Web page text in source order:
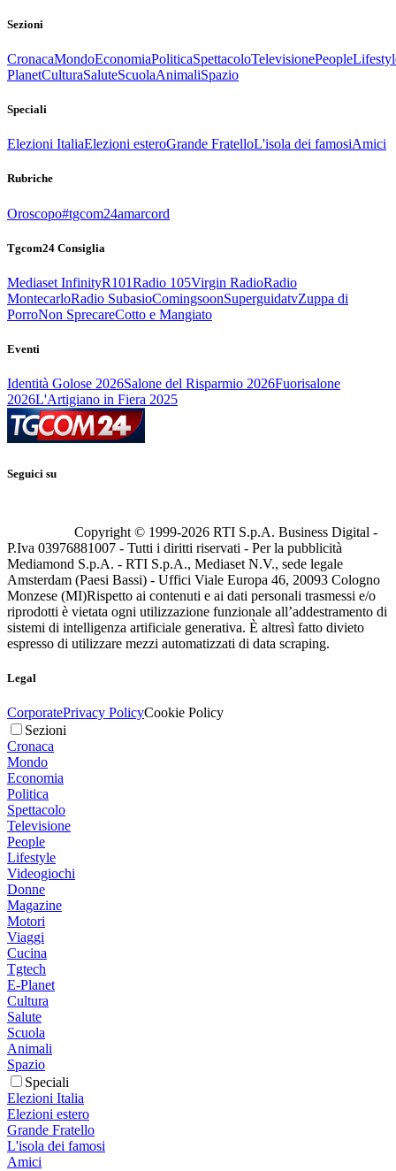
Sezioni
CronacaMondoEconomiaPoliticaSpettacoloTelevisionePeople
PlanetCulturaSaluteScuolaAnimaliSpazio
Speciali
Elezioni ItaliaElezioni esteroGrande FratelloL'isola dei famosiAmici
Rubriche
Oroscopo#tgcom24amarcord
Tgcom24 Consiglia
Mediaset InfinityR101Radio 105Virgin RadioRadio
MontecarloRadio SubasioComingsoonSuperguidatvZuppa di
PorroNon SprecareCotto e Mangiato
Eventi
Identità Golose 2026Salone del Risparmio 2026Fuorisalone
2026L'Artigiano in Fiera 2025
Seguici su
Copyright © 1999-2026 RTI S.p.A. Business Digital -
P.Iva 03976881007 - Tutti i diritti riservati - Per la pubblicità
Mediamond S.p.A. - RTI S.p.A., Mediaset N.V., sede legale
Amsterdam (Paesi Bassi) - Uffici Viale Europa 46, 20093 Cologno
Monzese (MI)Rispetto ai contenuti e ai dati personali trasmessi e/o
riprodotti è vietata ogni utilizzazione funzionale all’addestramento di
sistemi di intelligenza artificiale generativa. È altresì fatto divieto
espresso di utilizzare mezzi automatizzati di data scraping.
Legal
CorporatePrivacy PolicyCookie Policy
Sezioni
Cronaca
Mondo
Economia
Politica
Spettacolo
Televisione
People
Lifestyle
Videogiochi
Donne
Magazine
Motori
Viaggi
Cucina
Tgtech
E-Planet
Cultura
Salute
Scuola
Animali
Spazio
Speciali
Elezioni Italia
Elezioni estero
Grande Fratello
L'isola dei famosi
Amici